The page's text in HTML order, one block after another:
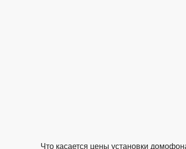
Что касается цены установки